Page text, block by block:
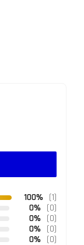
100%
(1)
0%
(0)
0%
(0)
0%
(0)
0% (0)